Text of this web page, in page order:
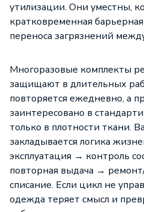
утилизации. Они уместны,
кратковременная
переноса загрязнений
Многоразовые комплекты
защищают в длительных
повторяется ежедневно, а
заинтересовано в
только в плотности ткани.
закладывается логика
эксплуатация → контроль
повторная выдача →
списание. Если цикл не
одежда теряет смысл и